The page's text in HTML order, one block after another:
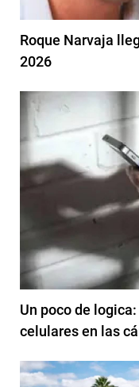
Roque Narvaja
2026
Un poco de
celulares en las